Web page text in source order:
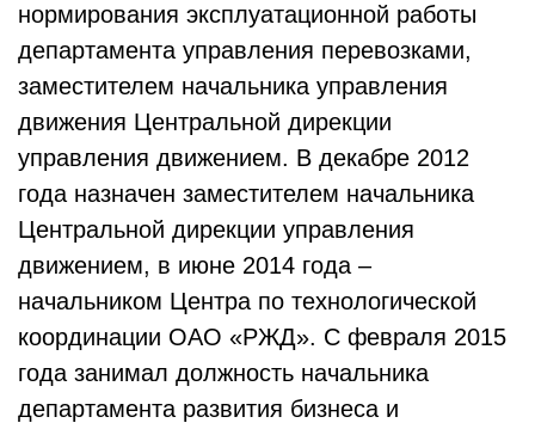
нормирования эксплуатационной работы
департамента управления перевозками,
заместителем начальника управления
движения Центральной дирекции
управления движением. В декабре 2012
года назначен заместителем начальника
Центральной дирекции управления
движением, в июне 2014 года –
начальником Центра по технологической
координации ОАО «РЖД». С февраля 2015
года занимал должность начальника
департамента развития бизнеса и